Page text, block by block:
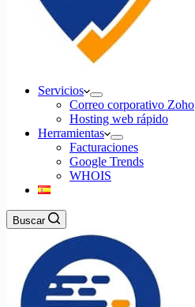
Servicios
Correo corporativo Zoho
Hosting web rápido
Herramientas
Facturaciones
Google Trends
WHOIS
Buscar